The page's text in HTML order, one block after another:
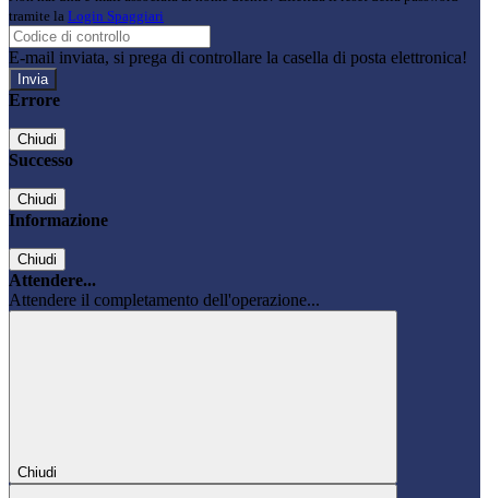
tramite la Login Spaggiari
E-mail inviata, si prega di controllare la casella di posta elettronica!
Errore
Chiudi
Successo
Chiudi
Informazione
Chiudi
Attendere...
Attendere il completamento dell'operazione...
Chiudi